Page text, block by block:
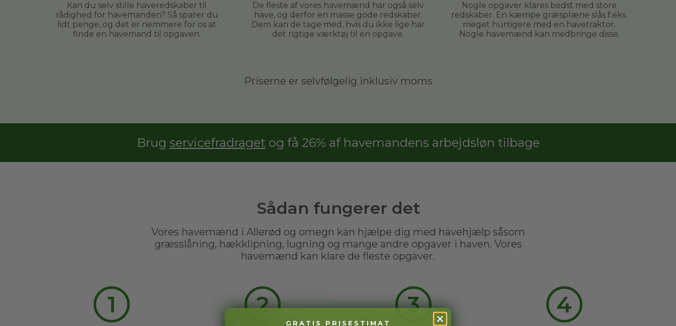
Kan du selv stille haveredskaber til
rådighed for havemanden? Så sparer du
lidt penge, og det er nemmere for os at
finde en havemand til opgaven.
De fleste af vores havemænd har også selv
have, og derfor en masse gode redskaber.
Dem kan de tage med, hvis du ikke lige har
det rigtige værktøj til en opgave.
Nogle opgaver klares bedst med store
redskaber. En kæmpe græsplæne slås f.eks.
meget hurtigere med en havetraktor.
Nogle havemænd kan medbringe disse.
Priserne er selvfølgelig inklusiv moms
Brug servicefradraget og få 26% af havemandens arbejdsløn tilbage
Sådan fungerer det
Vores havemænd i Allerød og omegn kan hjælpe dig med havehjælp såsom
græsslåning, hækklipning, lugning og mange andre opgaver i haven. Vores
havemænd kan klare de fleste opgaver.
1 2 3 4
GRATIS PRISESTIMAT